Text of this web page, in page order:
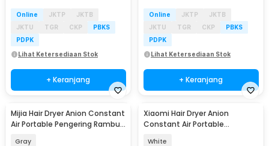
Online JKTP
JKTB
JKTU
TGR CKP
PBKS
PDPK
Lihat Ketersediaan Stok
+ Keranjang
Online JKTP
JKTB
JKTU
TGR CKP
PBKS
PDPK
Lihat Ketersediaan Stok
+ Keranjang
Mijia Hair Dryer Anion Constant
Air Portable Pengering Rambut
Gray
Xiaomi Hair Dryer Anion
Constant Air Portable
White